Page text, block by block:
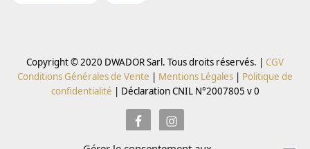
Copyright © 2020 DWADOR Sarl. Tous droits réservés. | CGV
Conditions Générales de Vente | Mentions Légales | Politique de
confidentialité | Déclaration CNIL N°2007805 v 0